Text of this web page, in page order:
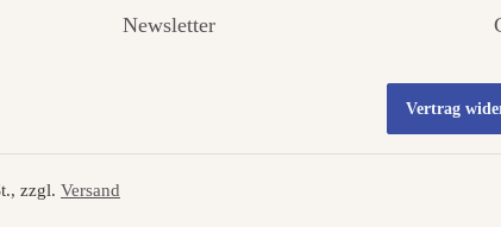
Newsletter
Vertrag
zzgl. Versand